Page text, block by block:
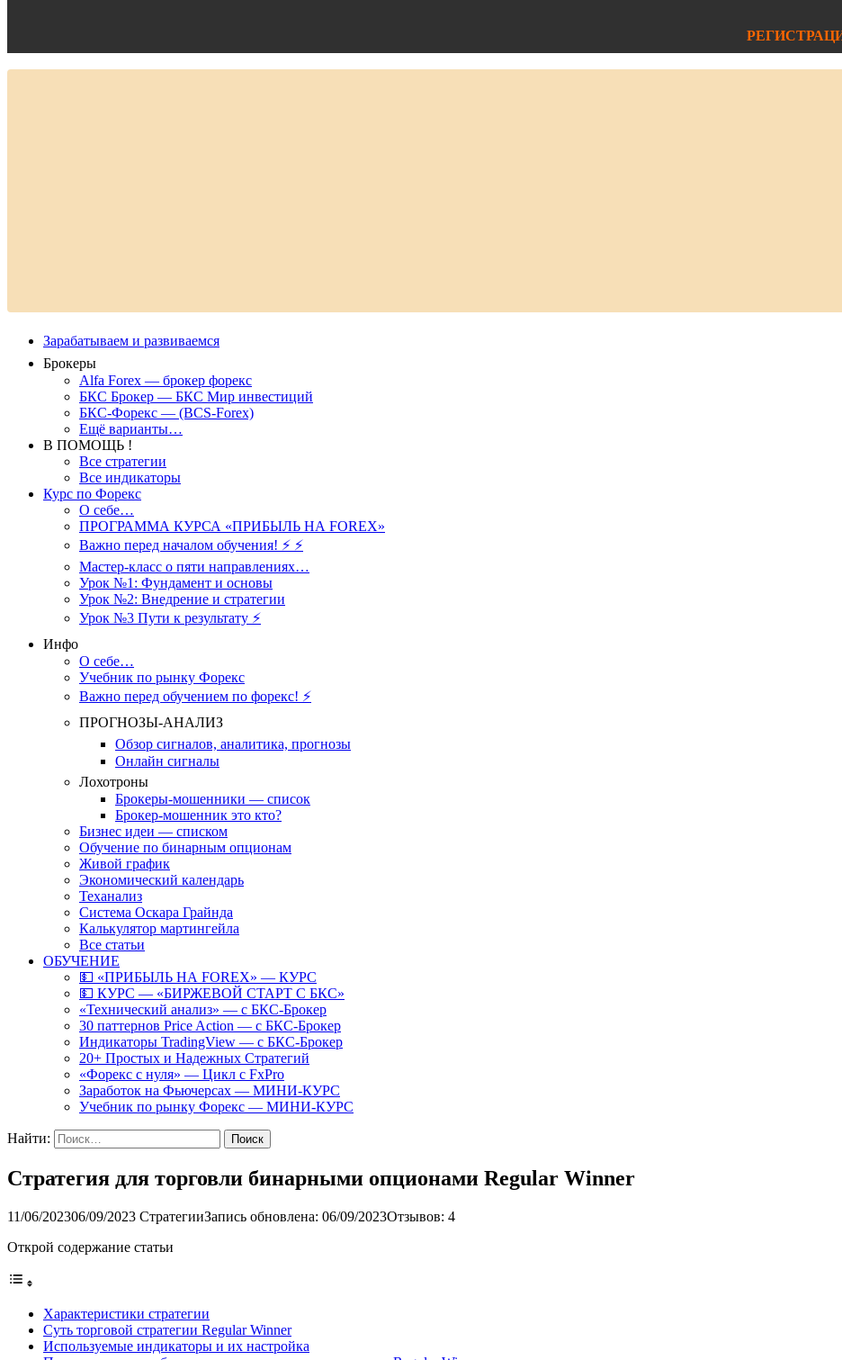
Зарабатываем и развиваемся
Брокеры
Alfa Forex — брокер форекс
БКС Брокер — БКС Мир инвестиций
БКС-Форекс — (BCS-Forex)
Ещё варианты…
В ПОМОЩЬ !
Все стратегии
Все индикаторы
Курс по Форекс
О себе…
ПРОГРАММА КУРСА «ПРИБЫЛЬ НА FOREX»
Важно перед началом обучения! ⚡ ⚡
Мастер-класс о пяти направлениях…
Урок №1: Фундамент и основы
Урок №2: Внедрение и стратегии
Урок №3 Пути к результату ⚡️
Инфо
О себе…
Учебник по рынку Форекс
Важно перед обучением по форекс! ⚡
ПРОГНОЗЫ-АНАЛИЗ
Обзор сигналов, аналитика, прогнозы
Онлайн сигналы
Лохотроны
Брокеры-мошенники — список
Брокер-мошенник это кто?
Бизнес идеи — списком
Обучение по бинарным опционам
Живой график
Экономический календарь
Теханализ
Система Оскара Грайнда
Калькулятор мартингейла
Все статьи
ОБУЧЕНИЕ
💵 «ПРИБЫЛЬ НА FOREX» — КУРС
💵 КУРС — «БИРЖЕВОЙ СТАРТ С БКС»
«Технический анализ» — с БКС-Брокер
30 паттернов Price Action — с БКС-Брокер
Индикаторы TradingView — с БКС-Брокер
20+ Простых и Надежных Стратегий
«Форекс с нуля» — Цикл с FxPro
Заработок на Фьючерсах — МИНИ-КУРС
Учебник по рынку Форекс — МИНИ-КУРС
Найти:
Стратегия для торговли бинарными опционами Regular Winner
11/06/202306/09/2023 СтратегииЗапись обновлена: 06/09/2023Отзывов: 4
Открой содержание статьи
Характеристики стратегии
Суть торговой стратегии Regular Winner
Используемые индикаторы и их настройка